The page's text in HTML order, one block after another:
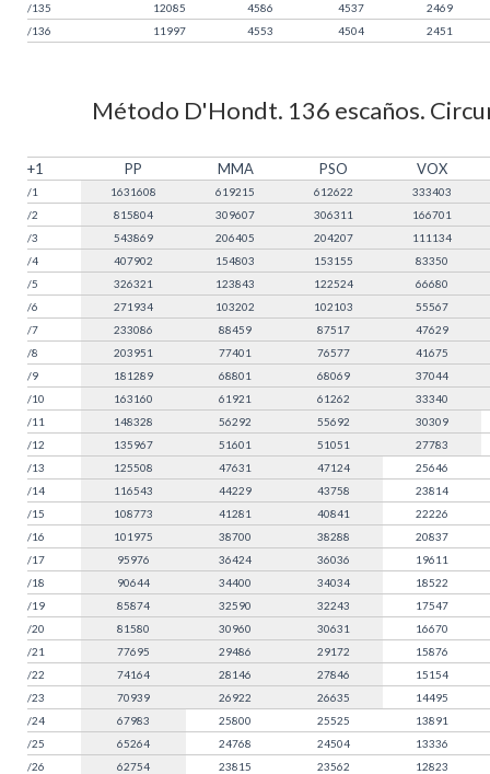
/135
12085 4586 4537
2469
/136
11997 4553 4504 2451
Método D'Hondt. 136 escaños.
+1 PP MMA PSO VOX
/1 1631608 619215 612622
333403
/2
815804 309607 306311
166701
/3
543869 206405 204207
111134
/4
407902 154803 153155
83350
/5
326321 123843 122524
66680
/6
271934 103202 102103
55567
/7
233086 88459 87517
47629
/8
203951 77401 76577
41675
/9
181289 68801 68069
37044
/10
163160 61921 61262
33340
/11
148328 56292 55692
30309
/12
135967 51601 51051
27783
/13
125508 47631 47124
25646
/14
116543 44229 43758
23814
/15
108773 41281 40841
22226
/16
101975 38700 38288
20837
/17
95976 36424 36036
19611
/18
90644 34400 34034
18522
/19
85874 32590 32243
17547
/20
81580 30960 30631
16670
/21
77695 29486 29172
15876
/22
74164 28146 27846
15154
/23
70939 26922 26635
14495
/24
67983 25800 25525
13891
/25
65264 24768 24504
13336
/26
62754 23815 23562
12823